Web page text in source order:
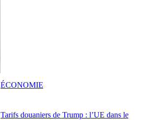
Tarifs douaniers de Trump : l’UE dans le
ÉCONOMIE